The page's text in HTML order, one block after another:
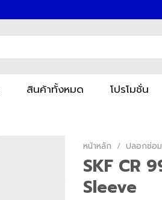
สินค้าทั้งหมด โปรโมชั่น
หน้าหลัก / ปลอกซ่อม
SKF CR
Sleeve